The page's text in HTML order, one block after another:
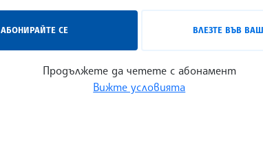
АБОНИРАЙТЕ СЕ ВЛЕЗТЕ ВЪВ
Продължете да четете с абонамент
Вижте условията